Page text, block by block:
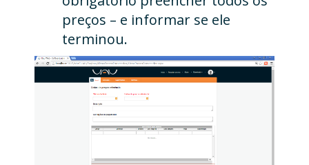
preços – e informar se ele
terminou.